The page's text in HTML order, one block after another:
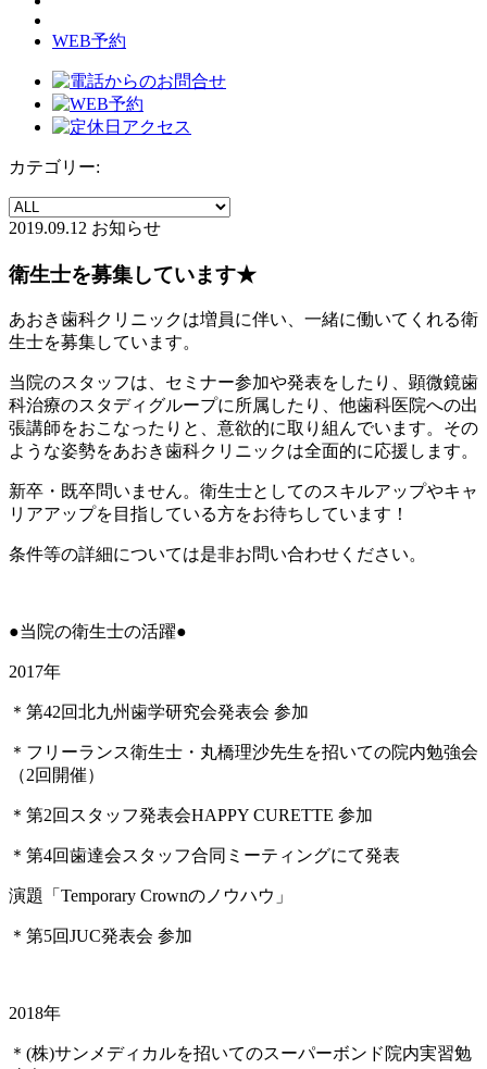
WEB予約
カテゴリー:
2019.09.12 お知らせ
衛生士を募集しています★
あおき歯科クリニックは増員に伴い、一緒に働いてくれる衛
生士を募集しています。
当院のスタッフは、セミナー参加や発表をしたり、顕微鏡歯
科治療のスタディグループに所属したり、他歯科医院への出
張講師をおこなったりと、意欲的に取り組んでいます。その
ような姿勢をあおき歯科クリニックは全面的に応援します。
新卒・既卒問いません。衛生士としてのスキルアップやキャ
リアアップを目指している方をお待ちしています！
条件等の詳細については是非お問い合わせください。
●当院の衛生士の活躍●
2017年
＊第42回北九州歯学研究会発表会 参加
＊フリーランス衛生士・丸橋理沙先生を招いての院内勉強会
（2回開催）
＊第2回スタッフ発表会HAPPY CURETTE 参加
＊第4回歯達会スタッフ合同ミーティングにて発表
演題「Temporary Crownのノウハウ」
＊第5回JUC発表会 参加
2018年
＊(株)サンメディカルを招いてのスーパーボンド院内実習勉